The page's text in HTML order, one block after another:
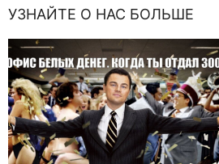
УЗНАЙТЕ О НАС БОЛЬШЕ